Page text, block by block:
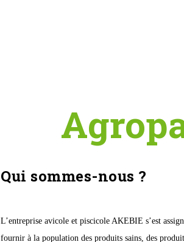
Qui sommes-nous ?
L’entreprise avicole et piscicole AKEBIE s’est
fournir à la population des produits sains, des